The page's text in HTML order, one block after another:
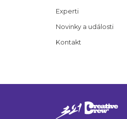
Experti
Novinky a události
Kontakt